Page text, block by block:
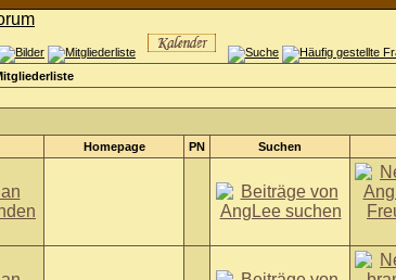
Homepage PN Suchen